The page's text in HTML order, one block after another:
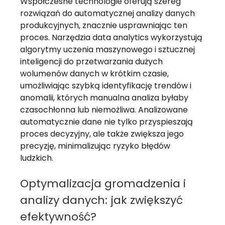
rozwiązań do automatycznej analizy danych
produkcyjnych, znacznie usprawniając ten
proces. Narzędzia data analytics wykorzystują
algorytmy uczenia maszynowego i sztucznej
inteligencji do przetwarzania dużych
wolumenów danych w krótkim czasie,
umożliwiając szybką identyfikację trendów i
anomalii, których manualna analiza byłaby
czasochłonna lub niemożliwa. Analizowane
automatycznie dane nie tylko przyspieszają
proces decyzyjny, ale także zwiększa jego
precyzję, minimalizując ryzyko błędów
ludzkich.
Optymalizacja gromadzenia i
analizy danych: jak zwiększyć
efektywność?